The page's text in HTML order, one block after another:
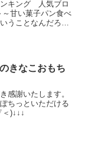
ンキング 人気ブロ
甘い菓子パン食べ
うことなんだろう
きなこおもち
感謝いたします。
ちっといただける
)↓↓↓